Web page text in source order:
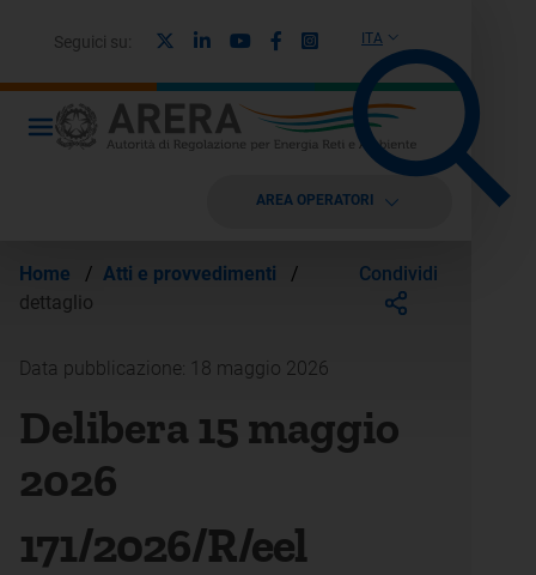
ITA
Seguici su: LinkedinYoutubeFacebook
Instagram
AREA OPERATORI
Home / Atti e provvedimenti
/
dettaglio
Condividi
Data pubblicazione: 18 maggio 2026
Delibera 15 maggio
2026
171/2026/R/eel